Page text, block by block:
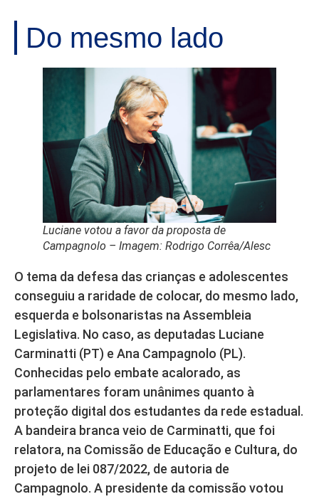
Do mesmo lado
Luciane votou a favor da proposta de
Campagnolo – Imagem: Rodrigo Corrêa/Alesc
O tema da defesa das crianças e adolescentes
conseguiu a raridade de colocar, do mesmo lado,
esquerda e bolsonaristas na Assembleia
Legislativa. No caso, as deputadas Luciane
Carminatti (PT) e Ana Campagnolo (PL).
Conhecidas pelo embate acalorado, as
parlamentares foram unânimes quanto à
proteção digital dos estudantes da rede estadual.
A bandeira branca veio de Carminatti, que foi
relatora, na Comissão de Educação e Cultura, do
projeto de lei 087/2022, de autoria de
Campagnolo. A presidente da comissão votou